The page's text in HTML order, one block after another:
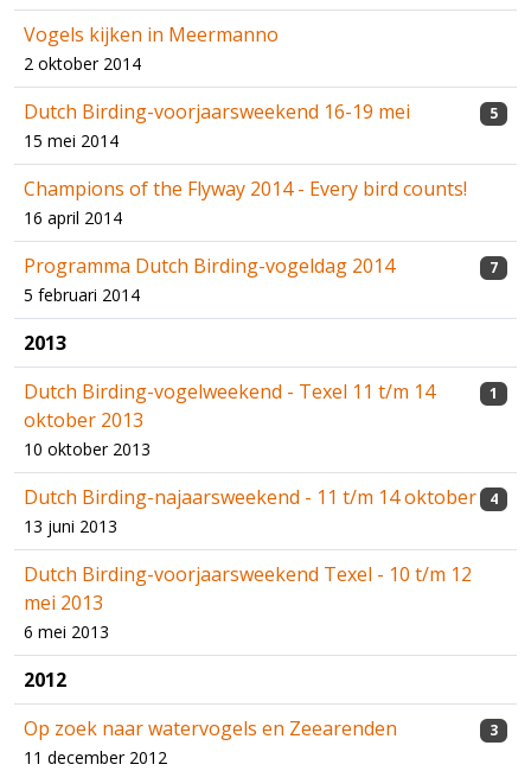
Vogels kijken in Meermanno
2 oktober 2014
Dutch Birding-voorjaarsweekend 16-19 mei
15 mei 2014
5
Champions of the Flyway 2014 - Every bird counts!
16 april 2014
Programma Dutch Birding-vogeldag 2014
5 februari 2014
7
2013
Dutch Birding-vogelweekend - Texel 11 t/m 14
oktober 2013
10 oktober 2013
1
Dutch Birding-najaarsweekend - 11 t/m 14 oktober
13 juni 2013
4
Dutch Birding-voorjaarsweekend Texel - 10 t/m 12
mei 2013
6 mei 2013
2012
Op zoek naar watervogels en Zeearenden
11 december 2012
3